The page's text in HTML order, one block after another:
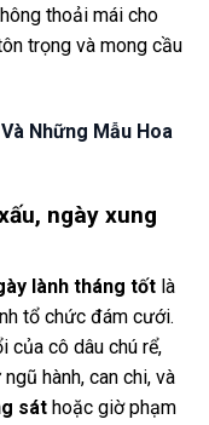
thoải mái cho
trọng và mong cầu
Những Mẫu Hoa
ngày xung
lành tháng tốt là
tổ chức đám cưới.
của cô dâu chú rể,
hành, can chi, và
sát hoặc giờ phạm